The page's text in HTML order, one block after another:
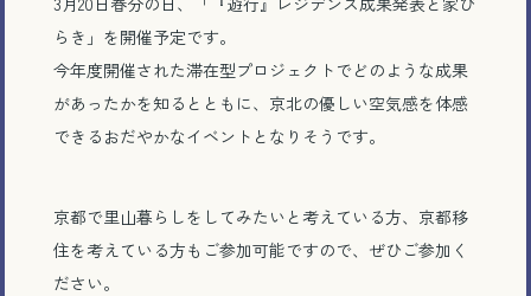
電話で相談する
らき」を開催予定です。
今年度開催された滞在型プロジェクトでどのような成果
があったかを知るとともに、京北の優しい空気感を体感
できるおだやかなイベントとなりそうです。
京都で里山暮らしをしてみたいと考えている方、京都移
住を考えている方もご参加可能ですので、ぜひご参加く
ださい。